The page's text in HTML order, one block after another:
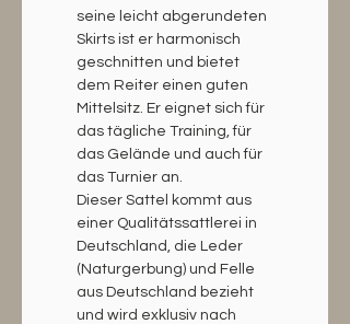
seine leicht abgerundeten
Skirts ist er harmonisch
geschnitten und bietet
dem Reiter einen guten
Mittelsitz. Er eignet sich für
das tägliche Training, für
das Gelände und auch für
das Turnier an.
Dieser Sattel kommt aus
einer Qualitätssattlerei in
Deutschland, die Leder
(Naturgerbung) und Felle
aus Deutschland bezieht
und wird exklusiv nach